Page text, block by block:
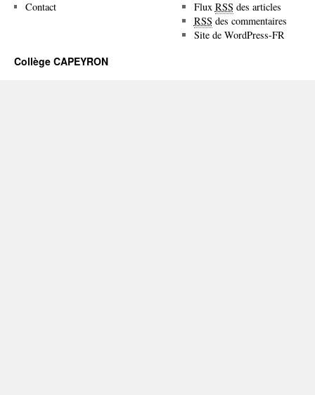
Contact Flux RSS des articles
RSS des commentaires
Site de WordPress-FR
Collège CAPEYRON